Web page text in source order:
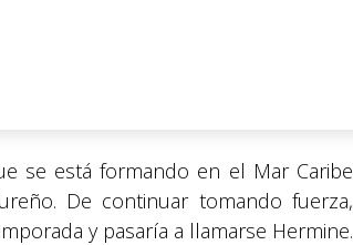
se está formando en el Mar Caribe
De continuar tomando fuerza,
y pasaría a llamarse Hermine.